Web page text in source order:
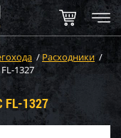
/Расходники /
1327
FL-1327